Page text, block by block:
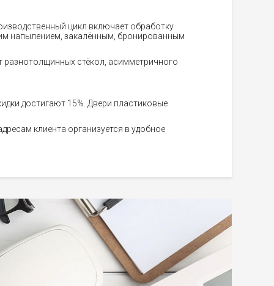
цикл включает обработку
напылением, закалённым, бронированным
разнотолщинных стёкол, асимметричного
достигают 15%. Двери пластиковые
клиента организуется в удобное